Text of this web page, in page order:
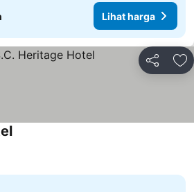
Lihat harga
Kongsi
Lihat harga